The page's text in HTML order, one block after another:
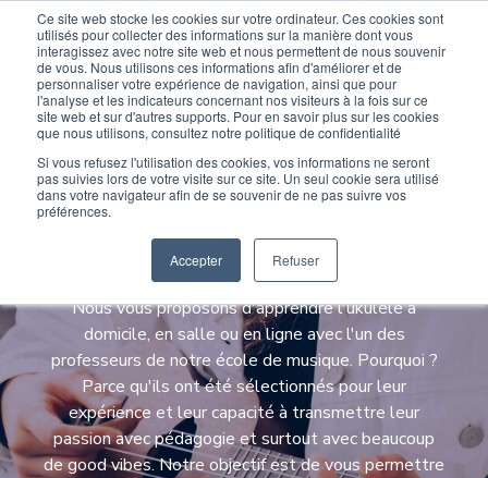
Ce site web stocke les cookies sur votre ordinateur. Ces cookies sont
utilisés pour collecter des informations sur la manière dont vous
interagissez avec notre site web et nous permettent de nous souvenir
de vous. Nous utilisons ces informations afin d'améliorer et de
personnaliser votre expérience de navigation, ainsi que pour
l'analyse et les indicateurs concernant nos visiteurs à la fois sur ce
site web et sur d'autres supports. Pour en savoir plus sur les cookies
que nous utilisons, consultez notre politique de confidentialité
Si vous refusez l'utilisation des cookies, vos informations ne seront
pas suivies lors de votre visite sur ce site. Un seul cookie sera utilisé
dans votre navigateur afin de se souvenir de ne pas suivre vos
préférences.
Accepter Refuser
Devenir élève Devenir Prof
Cours de ukulélé avec
Wiplay
Nous vous proposons d'apprendre l'ukulélé à
domicile, en salle ou en ligne avec l'un des
professeurs de notre école de musique. Pourquoi ?
Parce qu'ils ont été sélectionnés pour leur
expérience et leur capacité à transmettre leur
passion avec pédagogie et surtout avec beaucoup
de good vibes. Notre objectif est de vous permettre